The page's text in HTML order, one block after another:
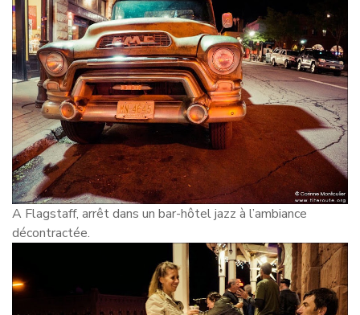
A Flagstaff, arrêt dans un bar-hôtel jazz à l’ambiance
décontractée.